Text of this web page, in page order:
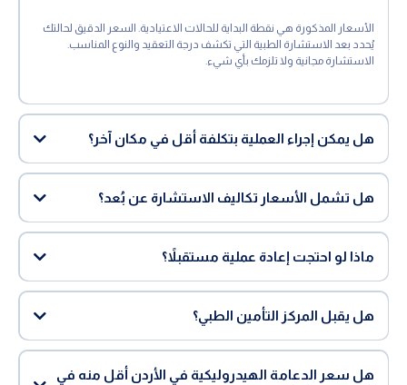
الأسعار المذكورة هي نقطة البداية للحالات الاعتيادية. السعر الدقيق لحالتك
يُحدد بعد الاستشارة الطبية التي تكشف درجة التعقيد والنوع المناسب.
الاستشارة مجانية ولا تلزمك بأي شيء.
هل يمكن إجراء العملية بتكلفة أقل في مكان آخر؟
هل تشمل الأسعار تكاليف الاستشارة عن بُعد؟
ماذا لو احتجت إعادة عملية مستقبلاً؟
هل يقبل المركز التأمين الطبي؟
هل سعر الدعامة الهيدروليكية في الأردن أقل منه في